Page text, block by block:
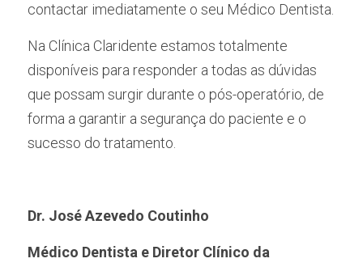
contactar imediatamente o seu Médico Dentista.
Na Clínica Claridente estamos totalmente
disponíveis para responder a todas as dúvidas
que possam surgir durante o pós-operatório, de
forma a garantir a segurança do paciente e o
sucesso do tratamento.
Dr. José Azevedo Coutinho
Médico Dentista e Diretor Clínico da